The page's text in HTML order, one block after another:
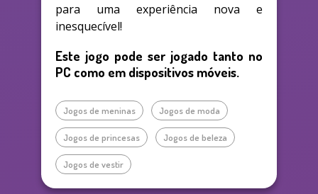
para uma experiência nova e
inesquecível!
Este jogo pode ser jogado tanto no
PC como em dispositivos móveis.
Jogos de meninas Jogos de moda
Jogos de princesas Jogos de beleza
Jogos de vestir